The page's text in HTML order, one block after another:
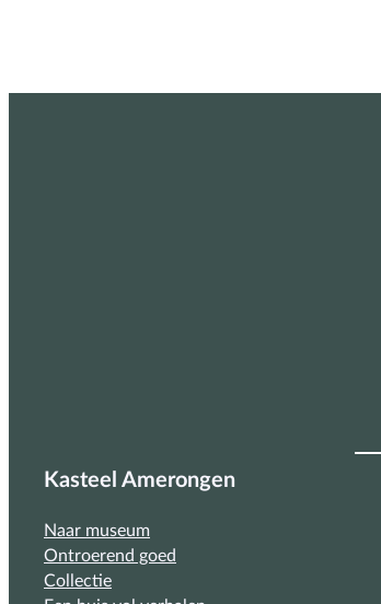
Kasteel Amerongen
Naar museum
Ontroerend goed
Collectie